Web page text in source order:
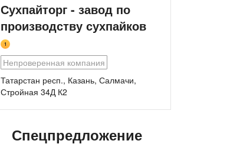
Сухпайторг - завод по
производству сухпайков
1
Непроверенная компания
Татарстан респ., Казань, Салмачи,
Стройная 34Д К2
Спецпредложение